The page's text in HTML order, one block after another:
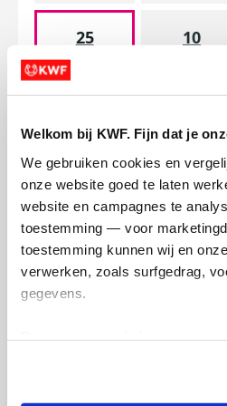
Welkom bij KWF. Fijn dat je
We gebruiken cookies en
onze website goed te laten
website en campagnes te
toestemming — voor
toestemming kunnen wij en
verwerken, zoals surfgedrag,
gegevens.
tonen. Je kunt je toestemming
intrekken via Cookie
25 10
I'd like to remain
fundraiser
Personal Donation
First Name *